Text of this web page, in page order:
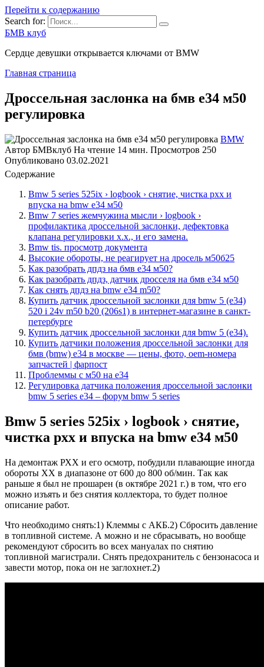
Перейти к содержанию
Search for:
БМВ клуб
Сердце девушки открывается ключами от BMW
Главная страница
Дроссельная заслонка на бмв е34 м50
регулировка
BMW
Автор БМВклуб На чтение 14 мин. Просмотров 250
Опубликовано 03.02.2021
Содержание
Bmw 5 series 525ix › logbook › снятие, чистка рхх и
впуска на bmw e34 м50
Bmw 7 series жемчужина мысли › logbook ›
профилактика дроссельной заслонки, дефектовка
клапана регулировки х.х., и его замена.
Bmw tis. просмотр документа
Высокие обороты, не реагирует на дросель м50б25
Как разобрать дпдз на бмв е34 м50?
Как разобрать дпдз, датчик дросселя на бмв е34 м50
Как снять дпдз на bmw e34 m50?
Купить датчик дроссельной заслонки для bmw 5 (e34)
520 i 24v m50 b20 (206s1) в интернет-магазине в санкт-
петербурге
Купить датчик дроссельной заслонки для bmw 5 (e34).
Купить датчики положения дроссельной заслонки для
бмв (bmw) e34 в москве — цены, фото, oem-номера
запчастей | фарпост
Проблеммы с м50 на е34
Регулировка датчика положения дроссельной заслонки
bmw 5 series e34 – форум bmw 5 series
Bmw 5 series 525ix › logbook › снятие,
чистка рхх и впуска на bmw e34 м50
На демонтаж РХХ и его осмотр, побудили плавающие иногда
обороты ХХ в диапазоне от 600 до 800 об/мин. Так как
раньше я был не прошарен (в октябре 2021 г.) в том, что его
можно изъять и без снятия коллектора, то будет полное
описание работ.
Что необходимо снять:1) Клеммы с АКБ.2) Сбросить давление
в топливной системе. А можно и не сбрасывать, но вообще
рекомендуют сбросить во всех мануалах по снятию
топливной магистрали. Снять предохранитель с бензонасоса и
завести мотор, пока он не заглохнет.2)